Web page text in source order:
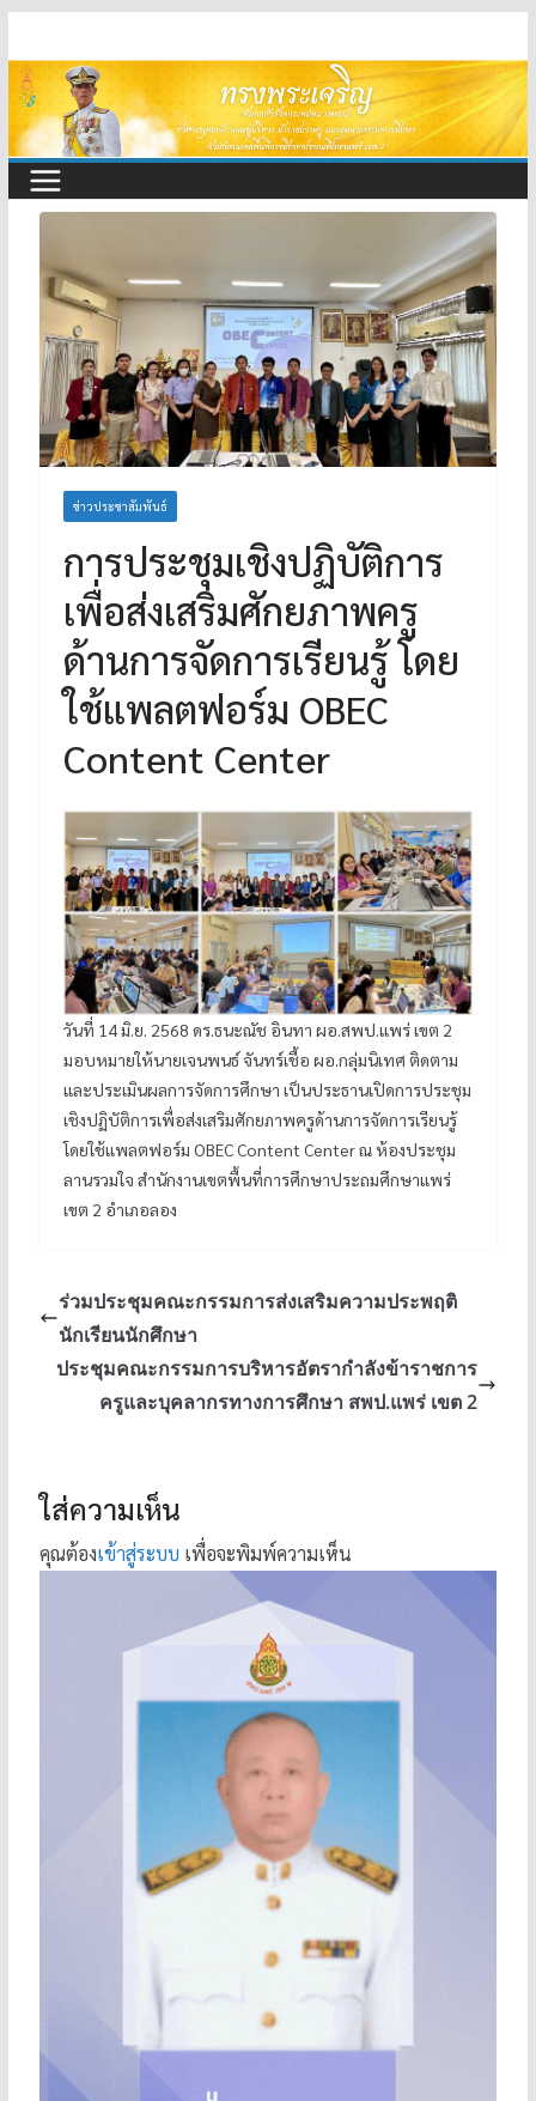
to
content
ข่าวประชาสัมพันธ์
การประชุมเชิงปฏิบัติการ
เพื่อส่งเสริมศักยภาพครู
ด้านการจัดการเรียนรู้ โดย
ใช้แพลตฟอร์ม OBEC
Content Center
วันที่ 14 มิ.ย. 2568 ดร.ธนะณัช อินทา ผอ.สพป.แพร่ เขต 2
มอบหมายให้นายเจนพนธ์ จันทร์เชื้อ ผอ.กลุ่มนิเทศ ติดตาม
และประเมินผลการจัดการศึกษา เป็นประธานเปิดการประชุม
เชิงปฏิบัติการเพื่อส่งเสริมศักยภาพครูด้านการจัดการเรียนรู้
โดยใช้แพลตฟอร์ม OBEC Content Center ณ ห้องประชุม
ลานรวมใจ สำนักงานเขตพื้นที่การศึกษาประถมศึกษาแพร่
เขต 2 อำเภอลอง
ร่วมประชุมคณะกรรมการส่งเสริมความประพฤติ
นักเรียนนักศึกษา
ประชุมคณะกรรมการบริหารอัตรากำลังข้าราชการ
ครูและบุคลากรทางการศึกษา สพป.แพร่ เขต 2
ใส่ความเห็น
คุณต้องเข้าสู่ระบบ เพื่อจะพิมพ์ความเห็น